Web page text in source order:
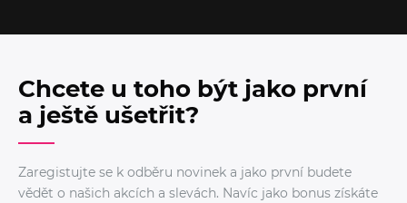
Chcete u toho být jako první
a ještě ušetřit?
Zaregistujte se k odběru novinek a jako první budete
vědět o našich akcích a slevách. Navíc jako bonus získáte